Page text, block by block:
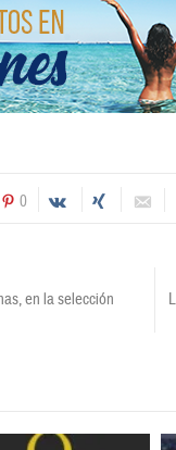
0
en la selección